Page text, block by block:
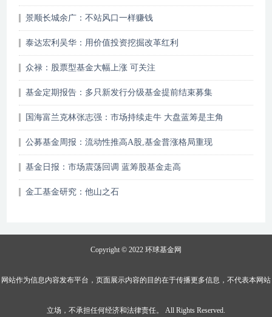
景顺长城余广：不站风口一样赚钱
泰达宏利吴华：用价值投资挖掘改革红利
众禄：股票型基金大幅上涨 可关注
基金定期报告：多只新发行分级基金提前结束募集
国海富兰克林张志强：市场持续走牛 大盘蓝筹是主角
公募基金周报：流动性推高A股,基金普涨格局重现
基金日报：市场震荡回调 蓝筹股基金走高
金工基金研究：他山之石
Copyright © 2022 环球基金网
网站作为信息内容发布平台，页面展示内容的目的在于传播更多信息，不代表本网站
立场，不承担任何经济和法律责任。 All Rights Reserved.